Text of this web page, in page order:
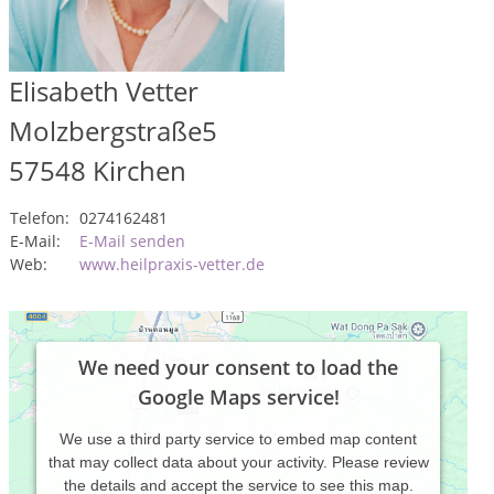
Elisabeth Vetter
Molzbergstraße5
57548 Kirchen
Telefon: 0274162481
E-Mail:
E-Mail senden
Web:
www.heilpraxis-vetter.de
We need your consent to load the
Google Maps service!
We use a third party service to embed map content
that may collect data about your activity. Please review
the details and accept the service to see this map.